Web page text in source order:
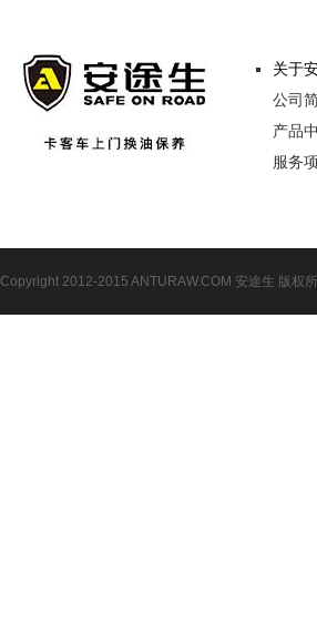
关于
公司
产品
服务
Copyright 2012-2015 ANTURAW.COM 安途生 版权